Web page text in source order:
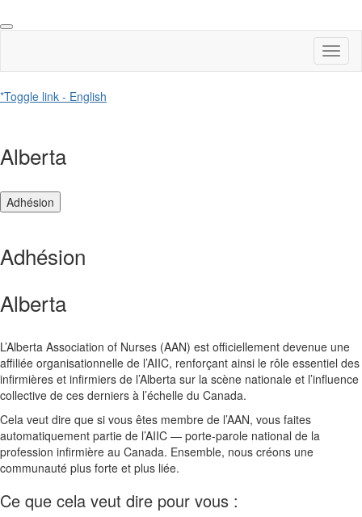
*Toggle link - English
Alberta
Adhésion
Adhésion
Alberta
L’Alberta Association of Nurses (AAN) est officiellement devenue une
affiliée organisationnelle de l’AIIC, renforçant ainsi le rôle essentiel des
infirmières et infirmiers de l’Alberta sur la scène nationale et l’influence
collective de ces derniers à l’échelle du Canada.
Cela veut dire que si vous êtes membre de l’AAN, vous faites
automatiquement partie de l’AIIC — porte-parole national de la
profession infirmière au Canada. Ensemble, nous créons une
communauté plus forte et plus liée.
Ce que cela veut dire pour vous :